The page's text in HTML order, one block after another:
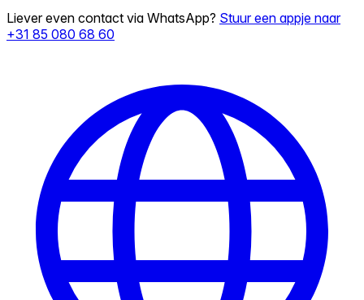
Liever even contact via WhatsApp? Stuur een appje naar
+31 85 080 68 60